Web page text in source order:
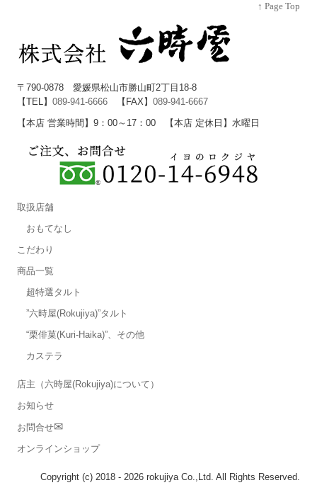
↑ Page Top
〒790-0878 愛媛県松山市勝山町2丁目18-8
【TEL】089-941-6666 【FAX】089-941-6667
【本店 営業時間】9：00～17：00 【本店 定休日】水曜日
取扱店舗
おもてなし
こだわり
商品一覧
超特選タルト
”六時屋(Rokujiya)”タルト
“栗俳菓(Kuri-Haika)”、その他
カステラ
店主（六時屋(Rokujiya)について）
お知らせ
お問合せ✉
オンラインショップ
Copyright (c) 2018 - 2026 rokujiya Co.,Ltd. All Rights Reserved.